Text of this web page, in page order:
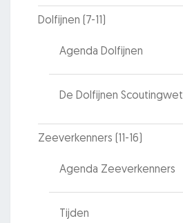
Dolfijnen (7-11)
Agenda Dolfijnen
De Dolfijnen Scoutingwet
Zeeverkenners (11-16)
Agenda Zeeverkenners
Tijden